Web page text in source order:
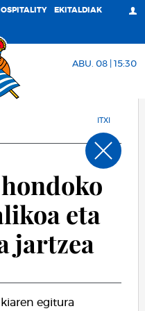
EKITALDIAK
ABU. 08 | 15:30
eta
jartzea
egitura
ITXI